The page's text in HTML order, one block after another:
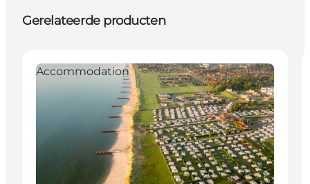
Gerelateerde producten
Accommodation